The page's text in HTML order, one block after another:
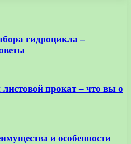
гидроцикла –
прокат – что вы о
и особенности